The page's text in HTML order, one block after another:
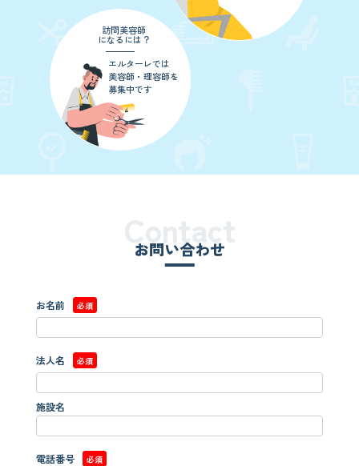
訪問美容師
になるには？
エルターレでは
美容師・理容師を
募集中です
お問い合わせ
Contact
お名前 必須
法人名 必須
施設名
電話番号 必須